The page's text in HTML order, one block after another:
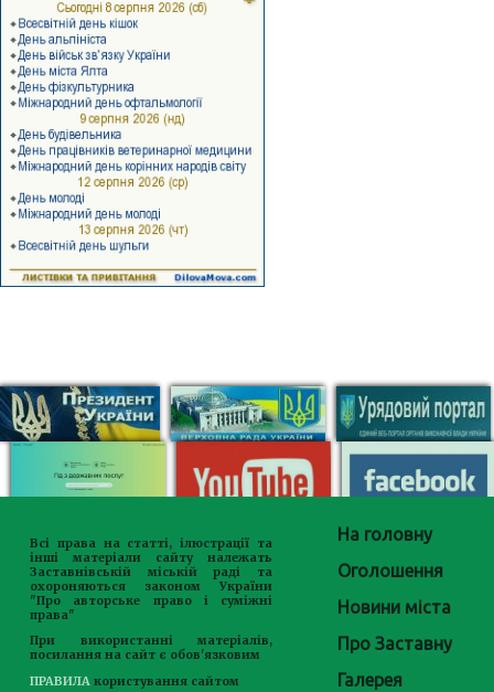
Всі права на статті, ілюстрації та
інші матеріали сайту належать
Заставнівській міській раді та
охороняються законом України
"Про авторське право і суміжні
права"
При використанні матеріалів,
посилання на сайт є обов'язковим
ПРАВИЛА користування сайтом
На головну
Оголошення
Новини міста
Про Заставну
Галерея